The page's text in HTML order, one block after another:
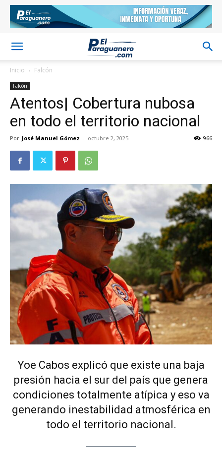
Inicio Falcón
Falcón
Atentos| Cobertura nubosa
en todo el territorio nacional
Por José Manuel Gómez - octubre 2, 2025 966
Yoe Cabos explicó que existe una baja
presión hacia el sur del país que genera
condiciones totalmente atípica y eso va
generando inestabilidad atmosférica en
todo el territorio nacional.